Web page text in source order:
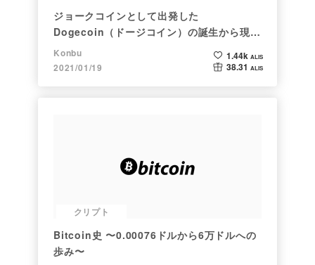
ジョークコインとして出発した
Dogecoin（ドージコイン）の誕生から現在
まで。注目される非証券性🐶
Konbu
2021/01/19
1.44k ALIS
38.31 ALIS
クリプト
Bitcoin史 〜0.00076ドルから6万ドルへの
歩み〜